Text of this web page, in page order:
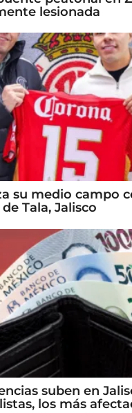
lesionada
su medio campo
Tala, Jalisco
suben en
los más